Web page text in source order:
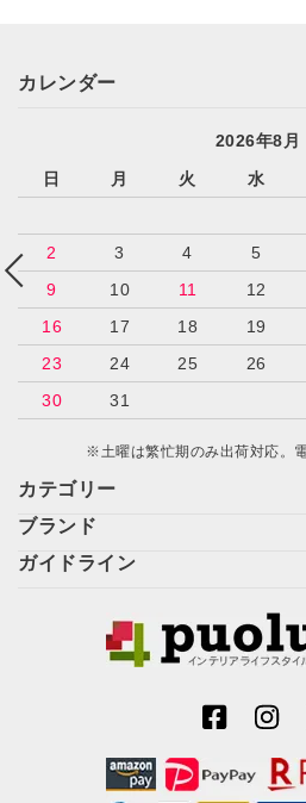
カテゴリー
ブランド
ガイドライン
カレンダー
2026年8月
日
月 火 水
2
3 4 5
9
10 11 12
16
17 18 19
23
24 25 26
30
31
※土曜は繁忙期のみ出荷対応。